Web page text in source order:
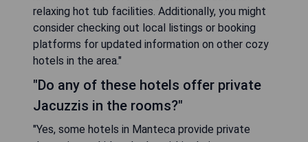
relaxing hot tub facilities. Additionally, you might
consider checking out local listings or booking
platforms for updated information on other cozy
hotels in the area."
"Do any of these hotels offer private
Jacuzzis in the rooms?"
"Yes, some hotels in Manteca provide private